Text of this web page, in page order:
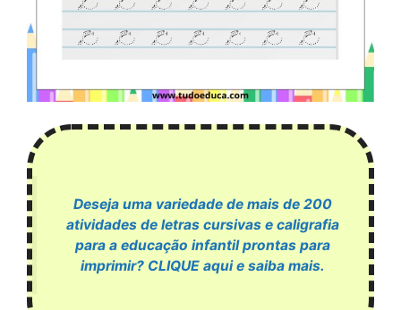
Deseja uma variedade de mais de 200
atividades de letras cursivas e caligrafia
para a educação infantil prontas para
imprimir? CLIQUE aqui e saiba mais.